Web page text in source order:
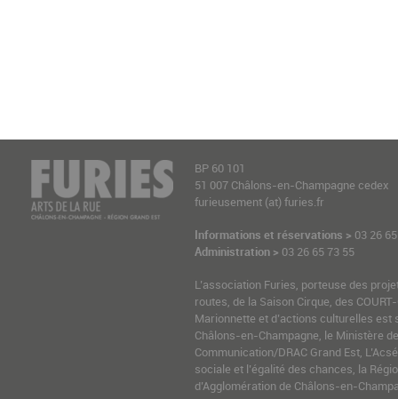
BP 60 101
51 007 Châlons-en-Champagne cedex
furieusement (at) furies.fr
Informations et réservations > 03 26
Administration > 03 26 65 73 55
L’association Furies, porteuse des
routes, de la Saison Cirque, des
Marionnette et d’actions culturelles est
Châlons-en-Champagne, le Ministère
Communication/DRAC Grand Est,
sociale et l’égalité des chances, la
d’Agglomération de Châlons-en-